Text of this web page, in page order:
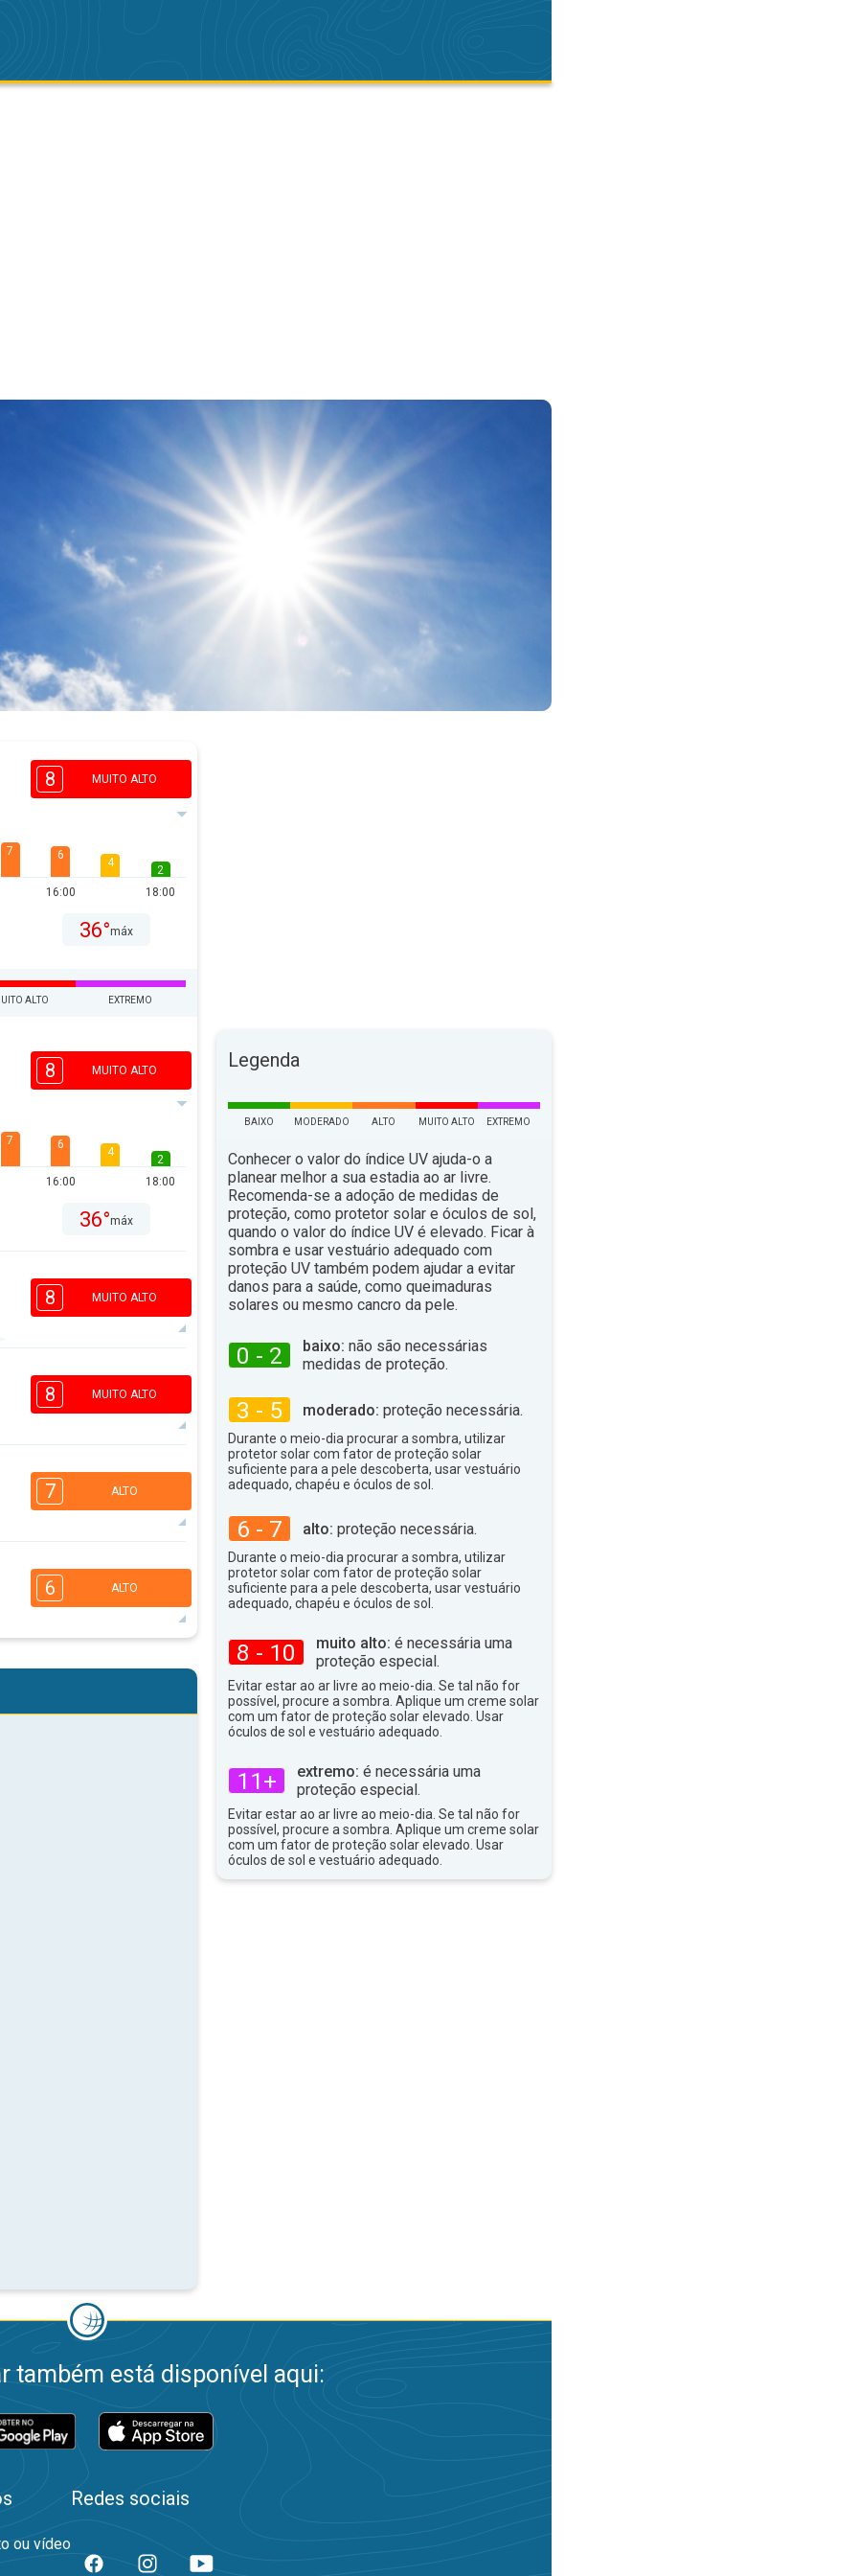
8 MUITO ALTO
7 6
16:00
4
2
18:00
36°máx
ALTO EXTREMO
8 MUITO ALTO
7 6
16:00
4
2
18:00
36°máx
8 MUITO ALTO
5
16:00
36°máx
8 MUITO ALTO
5
16:00
33°máx
7 ALTO
4
16:00
35°máx
6 ALTO
3
2
Legenda
BAIXO MODERADO ALTO MUITO ALTO EXTREMO
Conhecer o valor do índice UV ajuda-o a
planear melhor a sua estadia ao ar livre.
Recomenda-se a adoção de medidas de
proteção, como protetor solar e óculos de sol,
quando o valor do índice UV é elevado. Ficar à
sombra e usar vestuário adequado com
proteção UV também podem ajudar a evitar
danos para a saúde, como queimaduras
solares ou mesmo cancro da pele.
0 - 2 baixo: não são necessárias
medidas de proteção.
3 - 5 moderado: proteção necessária.
Durante o meio-dia procurar a sombra, utilizar
protetor solar com fator de proteção solar
suficiente para a pele descoberta, usar vestuário
adequado, chapéu e óculos de sol.
6 - 7 alto: proteção necessária.
Durante o meio-dia procurar a sombra, utilizar
protetor solar com fator de proteção solar
suficiente para a pele descoberta, usar vestuário
adequado, chapéu e óculos de sol.
8 - 10 muito alto: é necessária uma
proteção especial.
Evitar estar ao ar livre ao meio-dia. Se tal não for
possível, procure a sombra. Aplique um creme solar
com um fator de proteção solar elevado. Usar
óculos de sol e vestuário adequado.
11+ extremo: é necessária uma
proteção especial.
Evitar estar ao ar livre ao meio-dia. Se tal não for
possível, procure a sombra. Aplique um creme solar
com um fator de proteção solar elevado. Usar
óculos de sol e vestuário adequado.
também está disponível aqui:
ou vídeo
Redes sociais